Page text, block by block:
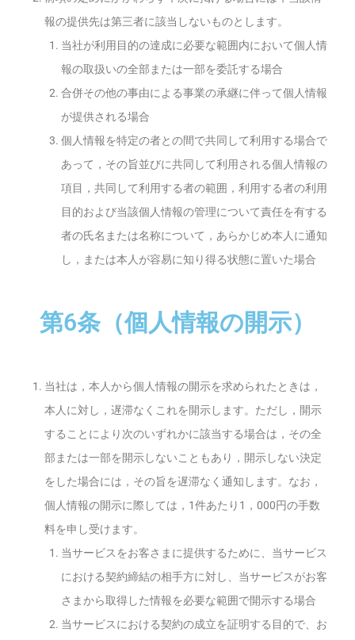
報の提供先は第三者に該当しないものとします。
当社が利用目的の達成に必要な範囲内において個人情
報の取扱いの全部または一部を委託する場合
合併その他の事由による事業の承継に伴って個人情報
が提供される場合
個人情報を特定の者との間で共同して利用する場合で
あって，その旨並びに共同して利用される個人情報の
項目，共同して利用する者の範囲，利用する者の利用
目的および当該個人情報の管理について責任を有する
者の氏名または名称について，あらかじめ本人に通知
し，または本人が容易に知り得る状態に置いた場合
第6条（個人情報の開示）
当社は，本人から個人情報の開示を求められたときは，
本人に対し，遅滞なくこれを開示します。ただし，開示
することにより次のいずれかに該当する場合は，その全
部または一部を開示しないこともあり，開示しない決定
をした場合には，その旨を遅滞なく通知します。なお，
個人情報の開示に際しては，1件あたり1，000円の手数
料を申し受けます。
当サービスをお客さまに提供するために、当サービス
における契約締結の相手方に対し、当サービスがお客
さまから取得した情報を必要な範囲で開示する場合
当サービスにおける契約の成立を証明する目的で、お